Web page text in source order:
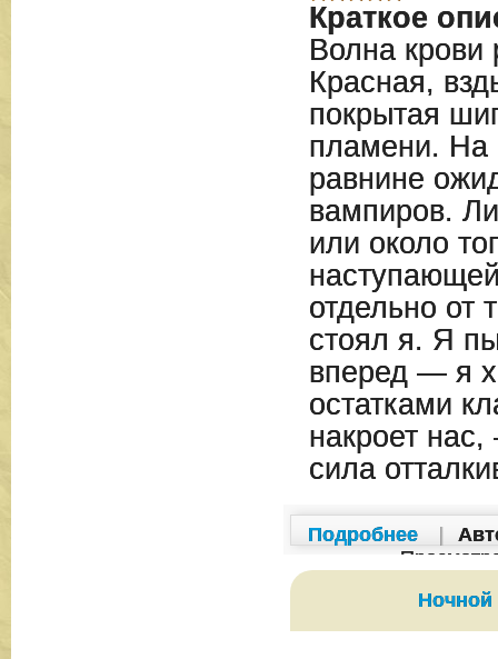
Краткое
Волна крови
Красная,
покрытая
пламени. На
равнине
вампиров.
или около
отдельно от
стоял я. Я
вперед — я
остатками
накроет
сила
Подробнее
Ночной